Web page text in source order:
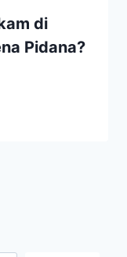
di
Pidana?